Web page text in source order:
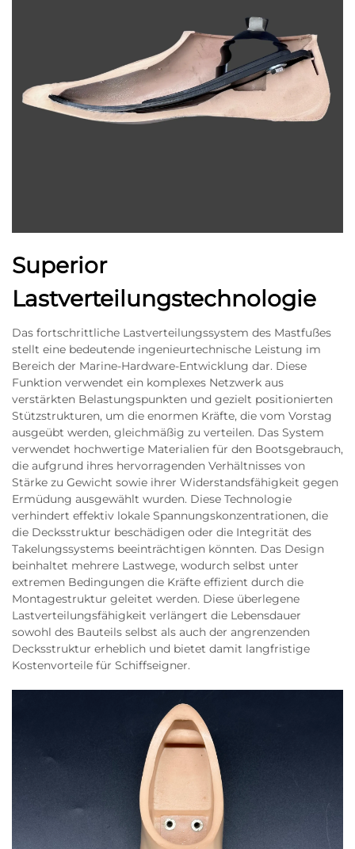
Superior
Lastverteilungstechnologie
Das fortschrittliche Lastverteilungssystem des Mastfußes
stellt eine bedeutende ingenieurtechnische Leistung im
Bereich der Marine-Hardware-Entwicklung dar. Diese
Funktion verwendet ein komplexes Netzwerk aus
verstärkten Belastungspunkten und gezielt positionierten
Stützstrukturen, um die enormen Kräfte, die vom Vorstag
ausgeübt werden, gleichmäßig zu verteilen. Das System
verwendet hochwertige Materialien für den Bootsgebrauch,
die aufgrund ihres hervorragenden Verhältnisses von
Stärke zu Gewicht sowie ihrer Widerstandsfähigkeit gegen
Ermüdung ausgewählt wurden. Diese Technologie
verhindert effektiv lokale Spannungskonzentrationen, die
die Decksstruktur beschädigen oder die Integrität des
Takelungssystems beeinträchtigen könnten. Das Design
beinhaltet mehrere Lastwege, wodurch selbst unter
extremen Bedingungen die Kräfte effizient durch die
Montagestruktur geleitet werden. Diese überlegene
Lastverteilungsfähigkeit verlängert die Lebensdauer
sowohl des Bauteils selbst als auch der angrenzenden
Decksstruktur erheblich und bietet damit langfristige
Kostenvorteile für Schiffseigner.